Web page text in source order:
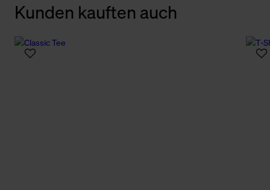
Kunden kauften auch